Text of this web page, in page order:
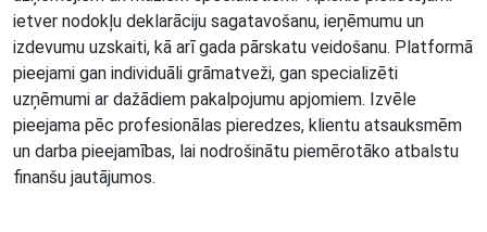
ietver nodokļu deklarāciju sagatavošanu, ieņēmumu un
izdevumu uzskaiti, kā arī gada pārskatu veidošanu. Platformā
pieejami gan individuāli grāmatveži, gan specializēti
uzņēmumi ar dažādiem pakalpojumu apjomiem. Izvēle
pieejama pēc profesionālas pieredzes, klientu atsauksmēm
un darba pieejamības, lai nodrošinātu piemērotāko atbalstu
finanšu jautājumos.